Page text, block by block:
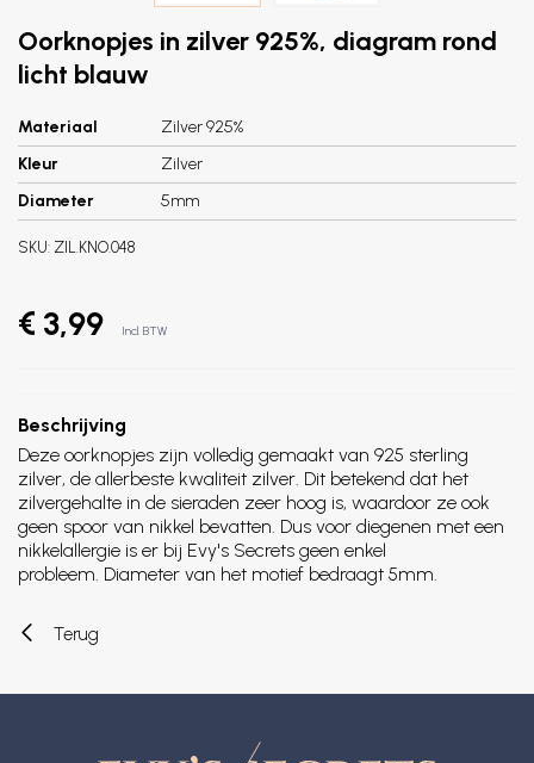
Oorknopjes in zilver 925%, diagram rond
licht blauw
Materiaal
Zilver 925%
Kleur
Zilver
Diameter
5mm
SKU: ZIL.KNO.048
€ 3,99 Incl. BTW
Beschrijving
Deze oorknopjes zijn volledig gemaakt van 925 sterling
zilver, de allerbeste kwaliteit zilver. Dit betekend dat het
zilvergehalte in de sieraden zeer hoog is, waardoor ze ook
geen spoor van nikkel bevatten. Dus voor diegenen met een
nikkelallergie is er bij Evy's Secrets geen enkel
probleem. Diameter van het motief bedraagt 5mm.
Terug